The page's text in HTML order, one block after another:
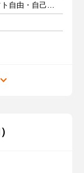
週2日以上 1日8時間以上 シフト自由・自己申告